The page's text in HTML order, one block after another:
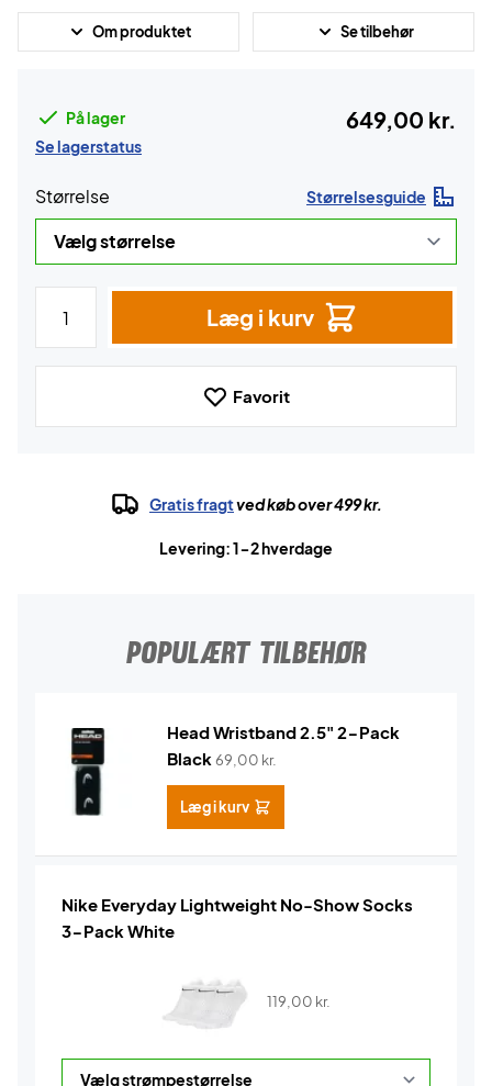
Om produktet Se tilbehør
På lager
Se lagerstatus
649,00 kr.
Størrelse Størrelsesguide
Læg i kurv
Favorit
Gratis fragtved køb over 499 kr.
Levering: 1-2 hverdage
POPULÆRT TILBEHØR
Head Wristband 2.5" 2-Pack
Black69,00 kr.
Læg i kurv
Nike Everyday Lightweight No-Show Socks
3-Pack White
119,00 kr.